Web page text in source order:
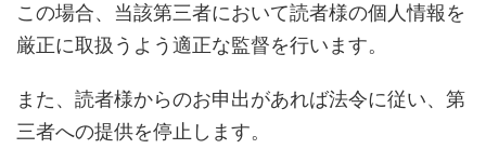
この場合、当該第三者において読者様の個人情報を
厳正に取扱うよう適正な監督を行います。
また、読者様からのお申出があれば法令に従い、第
三者への提供を停止します。